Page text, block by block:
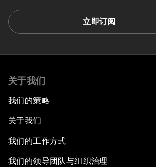
立即订阅
关于我们
我们的策略
关于我们
我们的工作方式
我们的领导团队与组织治理